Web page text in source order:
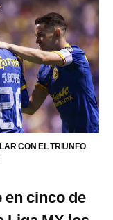
CON EL TRIUNFO
en cinco de